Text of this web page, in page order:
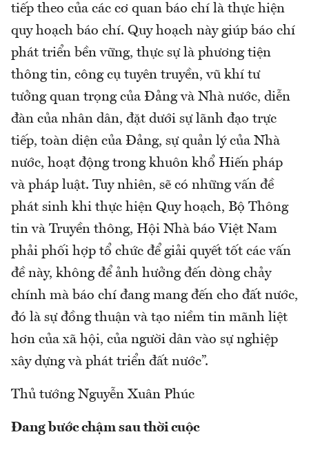
tiếp theo của các cơ quan báo chí là thực hiện
quy hoạch báo chí. Quy hoạch này giúp báo chí
phát triển bền vững, thực sự là phương tiện
thông tin, công cụ tuyên truyền, vũ khí tư
tưởng quan trọng của Đảng và Nhà nước, diễn
đàn của nhân dân, đặt dưới sự lãnh đạo trực
tiếp, toàn diện của Đảng, sự quản lý của Nhà
nước, hoạt động trong khuôn khổ Hiến pháp
và pháp luật. Tuy nhiên, sẽ có những vấn đề
phát sinh khi thực hiện Quy hoạch, Bộ Thông
tin và Truyền thông, Hội Nhà báo Việt Nam
phải phối hợp tổ chức để giải quyết tốt các vấn
đề này, không để ảnh hưởng đến dòng chảy
chính mà báo chí đang mang đến cho đất nước,
đó là sự đồng thuận và tạo niềm tin mãnh liệt
hơn của xã hội, của người dân vào sự nghiệp
xây dựng và phát triển đất nước”.
Thủ tướng Nguyễn Xuân Phúc
Đang bước chậm sau thời cuộc